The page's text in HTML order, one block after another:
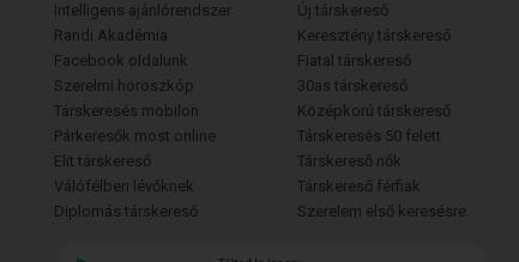
Intelligens ajánlórendszer
Randi Akadémia
Facebook oldalunk
Szerelmi horoszkóp
Társkeresés mobilon
Párkeresők most online
Elit társkereső
Válófélben lévőknek
Diplomás társkereső
Új társkereső
Keresztény társkereső
Fiatal társkereső
30as társkereső
Középkorú társkereső
Társkeresés 50 felett
Társkereső nők
Társkereső férfiak
Szerelem első keresésre